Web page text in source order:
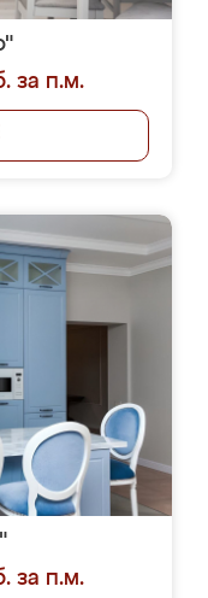
за п.м.
за п.м.